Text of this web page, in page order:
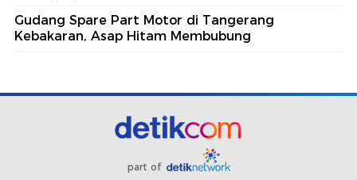
Gudang Spare Part Motor di Tangerang
Kebakaran, Asap Hitam Membubung
part of